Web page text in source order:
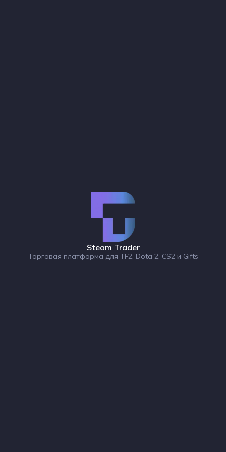
Steam Trader
Торговая платформа для TF2, Dota 2, CS2 и Gifts